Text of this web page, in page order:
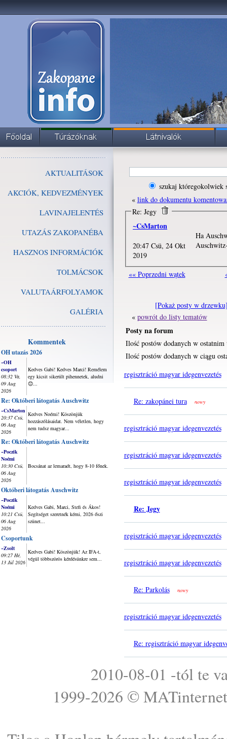
AKTUALITÁSOK
AKCIÓK, KEDVEZMÉNYEK
LAVINAJELENTÉS
UTAZÁS ZAKOPANÉBA
HASZNOS INFORMÁCIÓK
TOLMÁCSOK
VALUTAÁRFOLYAMOK
GALÉRIA
Kommentek
OH utazás 2026
~OH
csoport
08:32 Va,
09 Aug
2026
Kedves Gabi! Kedves Marci! Remélem
egy kicsit sikerült pihennetek, aludni
😊...
Re: Októberi látogatás Auschwitz
~CsMarton
20:37 Csü,
06 Aug
2026
Kedves Noémi! Köszönjük
hozzászólásaidat. Nem véletlen, hogy
nem tudsz magyar...
Re: Októberi látogatás Auschwitz
~Poczik
Noémi
10:30 Csü,
06 Aug
2026
Bocsánat az lemaradt, hogy 8-10 főnek.
Októberi látogatás Auschwitz
~Poczik
Noémi
10:21 Csü,
06 Aug
2026
Kedves Gabi, Marci, Stefi és Ákos!
Segítséget szeretnék kérni, 2026 őszi
szünet...
Csoportunk
~Zsolt
09:27 Hé,
13 Júl 2026
Kedves Gabi! Köszönjük! Az IFA-t,
végül többszörös kérdésünkre sem...
szukaj któregokolwiek
« link do dokumentu
Re: Jegy
~CsMarton
20:47 Csü, 24 Okt
2019
Ha
«« Poprzedni wątek
[Pokaż posty w
« powrót do listy tematów
Posty na forum
Ilość postów dodanych w ostatnim
Ilość postów dodanych w ciągu
regisztráció magyar idegenvezetés
Re: zakopánei tura nowy
regisztráció magyar idegenvezetés
regisztráció magyar idegenvezetés
regisztráció magyar idegenvezetés
Re: Jegy
regisztráció magyar idegenvezetés
regisztráció magyar idegenvezetés
Re: Parkolás nowy
regisztráció magyar idegenvezetés
Re: regisztráció magyar
2010-08-01 -tól te
1999-2026 © MATinternet